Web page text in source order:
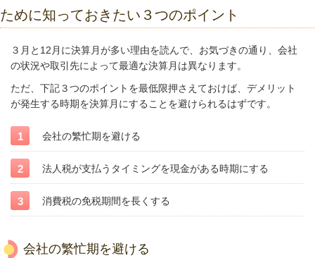
ために知っておきたい３つのポイント
３月と12月に決算月が多い理由を読んで、お気づきの通り、会社
の状況や取引先によって最適な決算月は異なります。
ただ、下記３つのポイントを最低限押さえておけば、デメリット
が発生する時期を決算月にすることを避けられるはずです。
会社の繁忙期を避ける
法人税が支払うタイミングを現金がある時期にする
消費税の免税期間を長くする
会社の繁忙期を避ける